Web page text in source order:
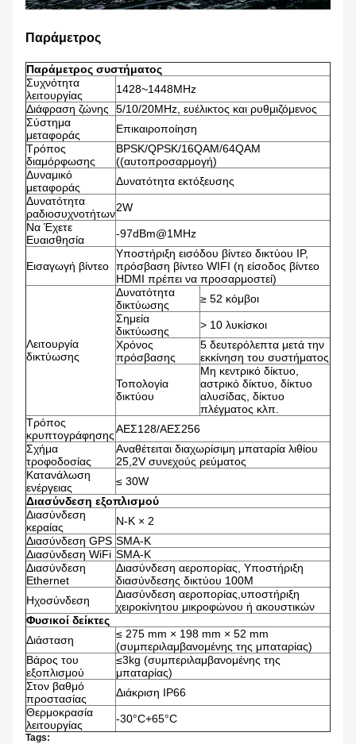
Παράμετρος
Παράμετρος συστήματος
Συχνότητα
λειτουργίας
1428~1448MHz
Διάφραση ζώνης
5/10/20MHz, ευέλικτος και ρυθμιζόμενος
Σύστημα
μεταφοράς
Επικαιροποίηση
Τρόπος
διαμόρφωσης
BPSK/QPSK/16QAM/64QAM
((αυτοπροσαρμογή)
Δυναμικό
μεταφοράς
Δυνατότητα εκτόξευσης
Δυνατότητα
ραδιοσυχνοτήτων2W
Να Έχετε
Ευαισθησία
-97dBm@1MHz
Εισαγωγή βίντεο
Υποστήριξη εισόδου βίντεο δικτύου IP,
πρόσβαση βίντεο WIFI (η είσοδος βίντεο
HDMI πρέπει να προσαρμοστεί)
Λειτουργία
δικτύωσης
Δυνατότητα
δικτύωσης
≥ 52 κόμβοι
Σημεία
δικτύωσης
> 10 λυκίσκοι
Χρόνος
πρόσβασης
5 δευτερόλεπτα μετά την
εκκίνηση του συστήματος
Τοπολογία
δικτύου
Μη κεντρικό δίκτυο,
αστρικό δίκτυο, δίκτυο
αλυσίδας, δίκτυο
πλέγματος κλπ.
Τρόπος
κρυπτογράφησηςΑΕΣ128/ΑΕΣ256
Σχήμα
τροφοδοσίας
Αναθέτειται διαχωρίσιμη μπαταρία λιθίου
25,2V συνεχούς ρεύματος
Κατανάλωση
ενέργειας
≤ 30W
Διασύνδεση εξοπλισμού
Διασύνδεση
κεραίας
N-K × 2
Διασύνδεση GPS SMA-K
Διασύνδεση WiFi SMA-K
Διασύνδεση
Ethernet
Διασύνδεση αεροπορίας, Υποστήριξη
διασύνδεσης δικτύου 100M
Ηχοσύνδεση
Διασύνδεση αεροπορίας,υποστήριξη
χειροκίνητου μικροφώνου ή ακουστικών
Φυσικοί δείκτες
Διάσταση
≤ 275 mm × 198 mm × 52 mm
(συμπεριλαμβανομένης της μπαταρίας)
Βάρος του
εξοπλισμού
≤3kg (συμπεριλαμβανομένης της
μπαταρίας)
Στον βαθμό
προστασίας
Διάκριση IP66
Θερμοκρασία
λειτουργίας
-30°C+65°C
Tags: